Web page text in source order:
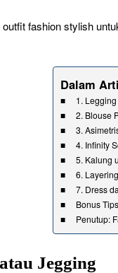
fashion stylish
Dalam
1.
2. Blouse
3.
4. Infinity
5. Kalung
6.
7. Dress
Bonus
Penutup:
Jegging